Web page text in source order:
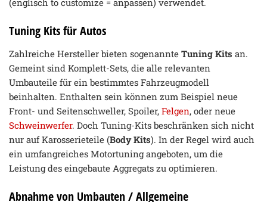
(englisch to customize = anpassen) verwendet.
Tuning Kits für Autos
Zahlreiche Hersteller bieten sogenannte Tuning Kits an.
Gemeint sind Komplett-Sets, die alle relevanten
Umbauteile für ein bestimmtes Fahrzeugmodell
beinhalten. Enthalten sein können zum Beispiel neue
Front- und Seitenschweller, Spoiler, Felgen, oder neue
Schweinwerfer. Doch Tuning-Kits beschränken sich nicht
nur auf Karosserieteile (Body Kits). In der Regel wird auch
ein umfangreiches Motortuning angeboten, um die
Leistung des eingebaute Aggregats zu optimieren.
Abnahme von Umbauten / Allgemeine